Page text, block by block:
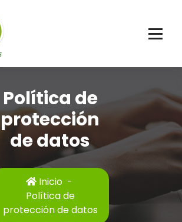
Política de
protección
de datos
Inicio-
Política de
protección de datos